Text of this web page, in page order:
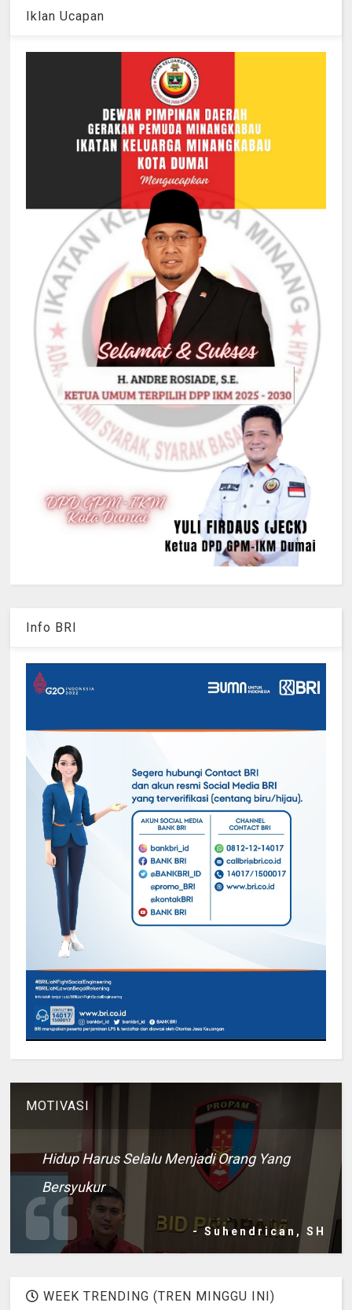
Iklan Ucapan
Info BRI
MOTIVASI
Hidup Harus Selalu Menjadi Orang Yang
Bersyukur
- Suhendrican, SH
WEEK TRENDING (TREN MINGGU INI)